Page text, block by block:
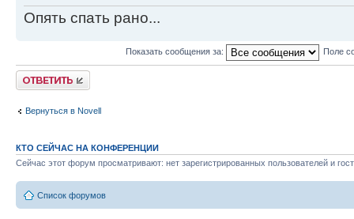
Опять спать рано...
Показать сообщения за: Поле
Ответить
Вернуться в Novell
КТО СЕЙЧАС НА КОНФЕРЕНЦИИ
Сейчас этот форум просматривают: нет зарегистрированных пользователей и
Список форумов